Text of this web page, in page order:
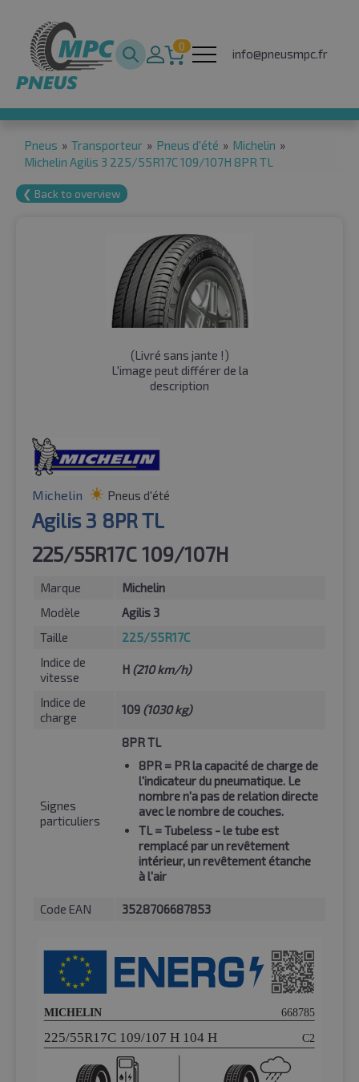
0
info@pneusmpc.fr
Pneus » Transporteur » Pneus d'été » Michelin »
Michelin Agilis 3 225/55R17C 109/107H 8PR TL
❮ Back to overview
(Livré sans jante !)
L'image peut différer de la
description
Michelin Pneus d'été
Agilis 3 8PR TL
225/55R17C 109/107H
Marque
Michelin
Modèle
Agilis 3
Taille
225/55R17C
Indice de
vitesse
H (210 km/h)
Indice de
charge
109 (1030 kg)
Signes
particuliers
8PR TL
8PR = PR la capacité de charge de
l'indicateur du pneumatique. Le
nombre n'a pas de relation directe
avec le nombre de couches.
TL= Tubeless - le tube est
remplacé par un revêtement
intérieur, un revêtement étanche
à l'air
Code EAN 3528706687853